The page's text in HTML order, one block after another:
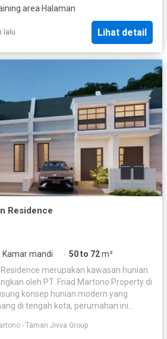
area·Halaman
lalu Lihat detail
Residence
Kamar mandi · 50 to 72m²
merupakan kawasan hunian
oleh PT. Friad Martono Property di
konsep hunian modern yang
di tengah kota, perumahan ini
nilai investasi yang menjanjikan.
- Taman Jivva Group